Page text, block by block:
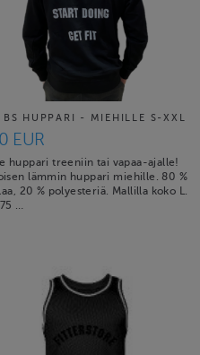
BS HUPPARI - MIEHILLE S-XXL
EUR
huppari treeniin tai vapaa-ajalle!
lämmin huppari miehille. 80 %
20 % polyesteriä. Mallilla koko L.
…